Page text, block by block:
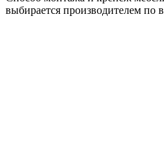
выбирается производителем по